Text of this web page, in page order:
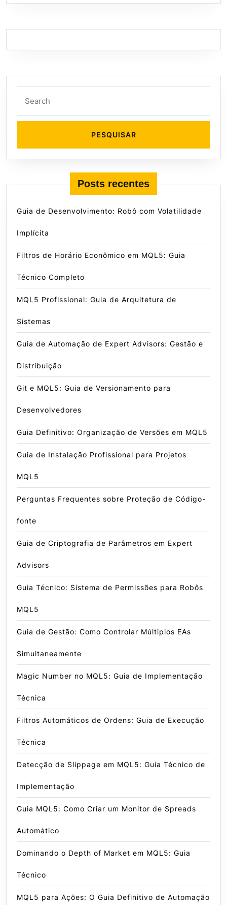
Posts recentes
Guia de Desenvolvimento: Robô com Volatilidade
Implícita
Filtros de Horário Econômico em MQL5: Guia
Técnico Completo
MQL5 Profissional: Guia de Arquitetura de
Sistemas
Guia de Automação de Expert Advisors: Gestão e
Distribuição
Git e MQL5: Guia de Versionamento para
Desenvolvedores
Guia Definitivo: Organização de Versões em MQL5
Guia de Instalação Profissional para Projetos
MQL5
Perguntas Frequentes sobre Proteção de Código-
fonte
Guia de Criptografia de Parâmetros em Expert
Advisors
Guia Técnico: Sistema de Permissões para Robôs
MQL5
Guia de Gestão: Como Controlar Múltiplos EAs
Simultaneamente
Magic Number no MQL5: Guia de Implementação
Técnica
Filtros Automáticos de Ordens: Guia de Execução
Técnica
Detecção de Slippage em MQL5: Guia Técnico de
Implementação
Guia MQL5: Como Criar um Monitor de Spreads
Automático
Dominando o Depth of Market em MQL5: Guia
Técnico
MQL5 para Ações: O Guia Definitivo de Automação